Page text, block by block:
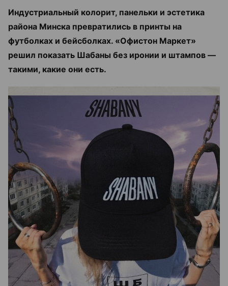
Индустриальный колорит, панельки и эстетика
района Минска превратились в принты на
футболках и бейсболках. «Офистон Маркет»
решил показать Шабаны без иронии и штампов —
такими, какие они есть.